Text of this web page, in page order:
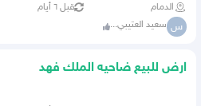
الدمام
قبل ٦ أيام
س سعيد العتيبي...
ارض للبيع ضاحيه الملك فهد